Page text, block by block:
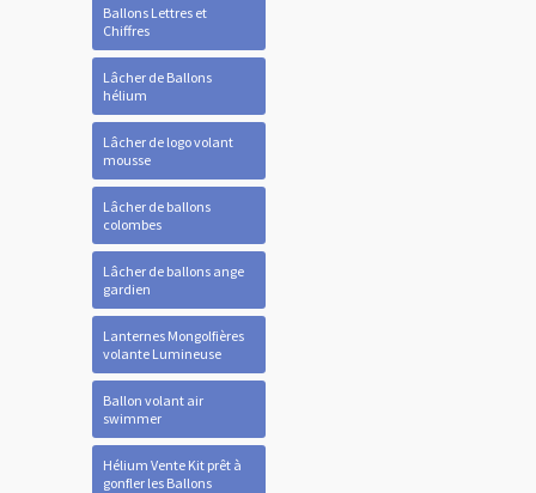
Ballons Lettres et
Chiffres
Lâcher de Ballons
hélium
Lâcher de logo volant
mousse
Lâcher de ballons
colombes
Lâcher de ballons ange
gardien
Lanternes Mongolfières
volante Lumineuse
Ballon volant air
swimmer
Hélium Vente Kit prêt à
gonfler les Ballons